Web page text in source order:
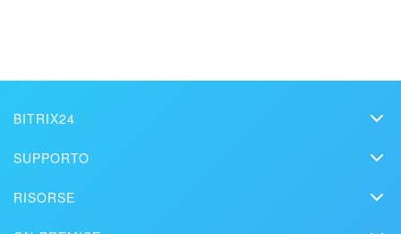
BITRIX24
Media kit
SUPPORTO
RISORSE